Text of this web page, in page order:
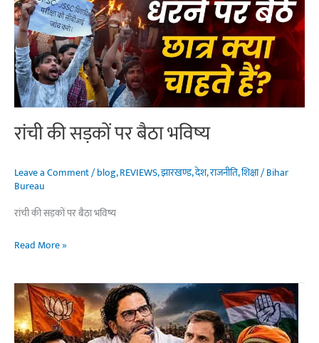
रांची की सड़कों पर बैठा भविष्य
Leave a Comment/blog,REVIEWS,झारखण्ड,देश,राजनीति,शिक्षा/Bihar
Bureau
रांची की सड़कों पर बैठा भविष्य
रांची
सड़कों
पर
बैठा
भविष्य
Read More »